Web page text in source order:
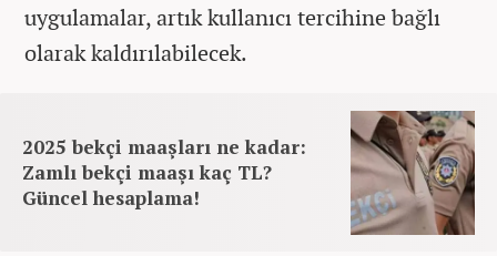
uygulamalar, artık kullanıcı tercihine bağlı
olarak kaldırılabilecek.
2025 bekçi maaşları ne kadar:
Zamlı bekçi maaşı kaç TL?
Güncel hesaplama!